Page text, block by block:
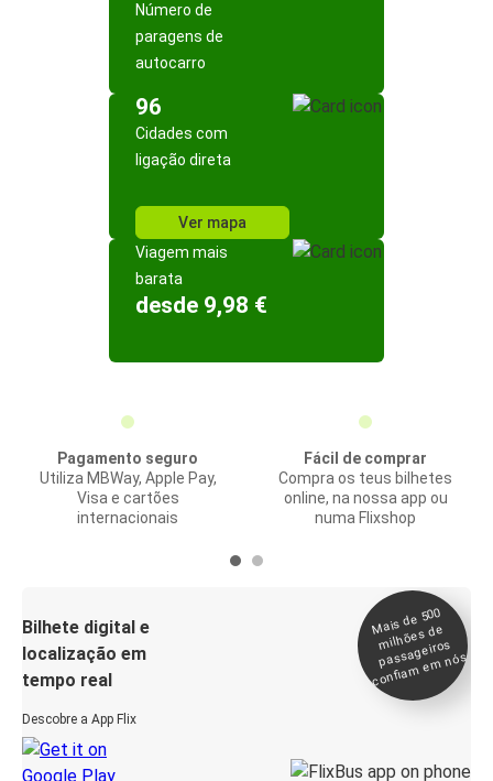
Número de
paragens de
autocarro
96
Cidades com
ligação direta
Ver mapa
Viagem mais
barata
desde 9,98 €
Pagamento seguro
Utiliza MBWay, Apple Pay,
Visa e cartões
internacionais
Fácil de comprar
Compra os teus bilhetes
online, na nossa app ou
numa Flixshop
Bilhete digital e
localização em
tempo real
Descobre a App Flix
Mais de 500
milhões de
passageiros
confia
m e
m nós